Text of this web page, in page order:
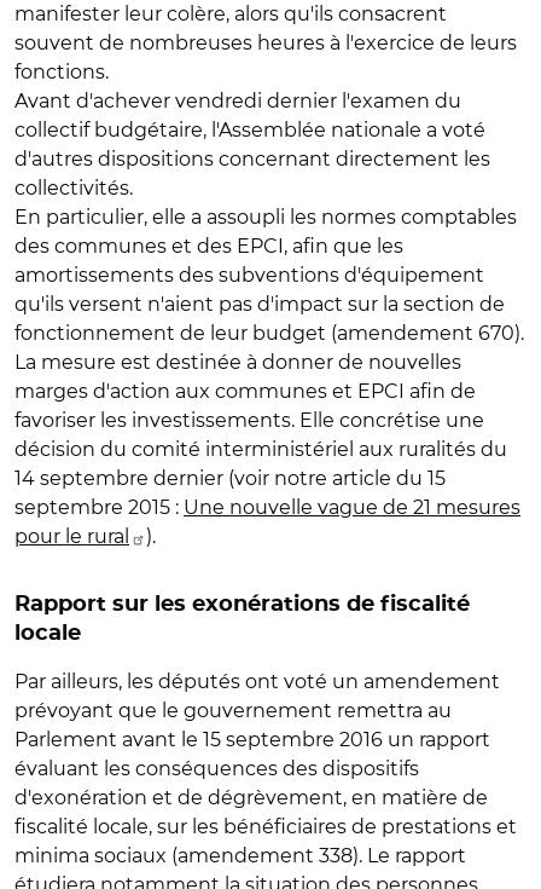
manifester leur colère, alors qu'ils consacrent
souvent de nombreuses heures à l'exercice de leurs
fonctions.
Avant d'achever vendredi dernier l'examen du
collectif budgétaire, l'Assemblée nationale a voté
d'autres dispositions concernant directement les
collectivités.
En particulier, elle a assoupli les normes comptables
des communes et des EPCI, afin que les
amortissements des subventions d'équipement
qu'ils versent n'aient pas d'impact sur la section de
fonctionnement de leur budget (amendement 670).
La mesure est destinée à donner de nouvelles
marges d'action aux communes et EPCI afin de
favoriser les investissements. Elle concrétise une
décision du comité interministériel aux ruralités du
14 septembre dernier (voir notre article du 15
septembre 2015 : Une nouvelle vague de 21 mesures
pour le rural
).
Rapport sur les exonérations de fiscalité
locale
Par ailleurs, les députés ont voté un amendement
prévoyant que le gouvernement remettra au
Parlement avant le 15 septembre 2016 un rapport
évaluant les conséquences des dispositifs
d'exonération et de dégrèvement, en matière de
fiscalité locale, sur les bénéficiaires de prestations et
minima sociaux (amendement 338). Le rapport